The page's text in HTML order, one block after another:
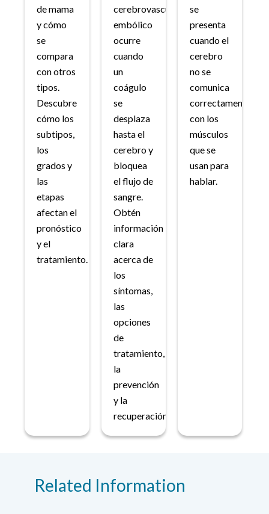
de mama
y cómo
se
compara
con otros
tipos.
Descubre
cómo los
subtipos,
los
grados y
las
etapas
afectan el
pronóstico
y el
tratamiento.
cerebrovascular
embólico
ocurre
cuando
un
coágulo
se
desplaza
hasta el
cerebro y
bloquea
el flujo de
sangre.
Obtén
información
clara
acerca de
los
síntomas,
las
opciones
de
tratamiento,
la
prevención
y la
recuperación.
se
presenta
cuando el
cerebro
no se
comunica
correctamente
con los
músculos
que se
usan para
hablar.
Related Information